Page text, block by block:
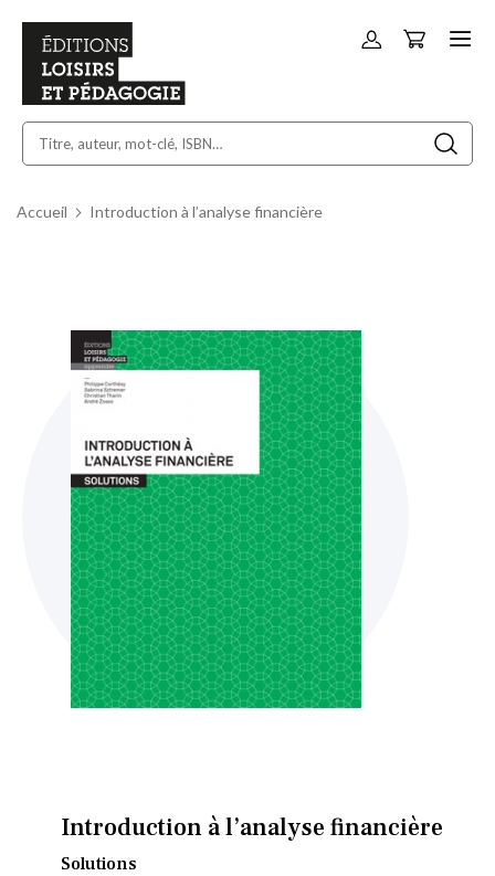
Allez
Panier
Accueil Introduction à l’analyse financière
Introduction à l’analyse financière
Solutions
the
end
the
images
gallery
beginning
of
the